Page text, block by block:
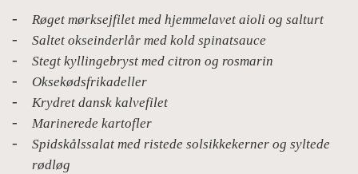
Røget mørksejfilet med hjemmelavet aioli og salturt
Saltet okseinderlår med kold spinatsauce
Stegt kyllingebryst med citron og rosmarin
Oksekødsfrikadeller
Krydret dansk kalvefilet
Marinerede kartofler
Spidskålssalat med ristede solsikkekerner og syltede
rødløg